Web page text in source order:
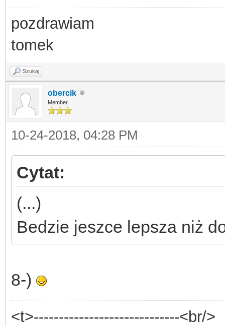
pozdrawiam
tomek
Szukaj
obercik
Member
10-24-2018, 04:28 PM
Cytat:
(...)
Bedzie jeszce lepsza niż
8-)
<t>-----------------------------<br/>